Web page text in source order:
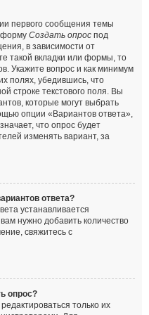
первого сообщения темы
форму Создать опрос под
в зависимости от
такой вкладки или формы, то
Укажите вопрос и как минимум
полях, убедившись, что
строке текстового поля. Вы
которые могут выбрать
опции «Вариантов ответа»,
что опрос будет
изменять вариант, за
ответа?
устанавливается
нужно добавить количество
свяжитесь с
опрос?
только их